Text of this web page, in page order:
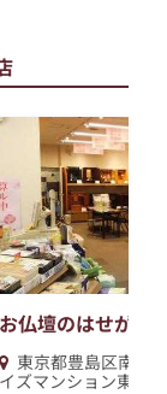
お仏壇のはせがわ/
東京都豊島区南長
イズマンション東長